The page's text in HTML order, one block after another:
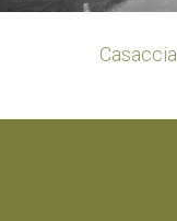
Casaccia